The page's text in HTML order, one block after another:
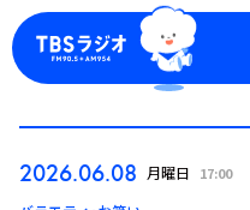
2026.06.08 月曜日 17:00